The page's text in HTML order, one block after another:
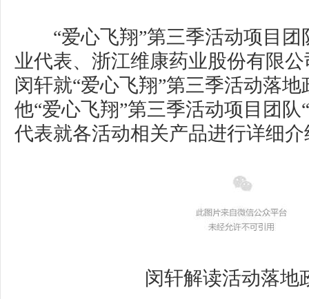
“爱心飞翔”第三季活动项目团
业代表、浙江维康药业股份有限
闵轩就“爱心飞翔”第三季活动落
他“爱心飞翔”第三季活动项目团队
代表就各活动相关产品进行详细介
闵轩解读活动落地